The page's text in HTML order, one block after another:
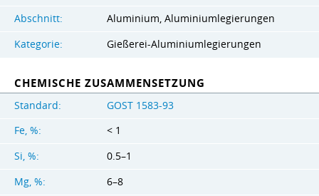
Abschnitt:
Aluminium, Aluminiumlegierungen
Kategorie:
Gießerei-Aluminiumlegierungen
CHEMISCHE ZUSAMMENSETZUNG
Standard:
GOST 1583-93
Fe, %:
< 1
Si, %:
0.5–1
Mg, %:
6–8